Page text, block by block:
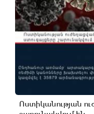
Ոստիկանության